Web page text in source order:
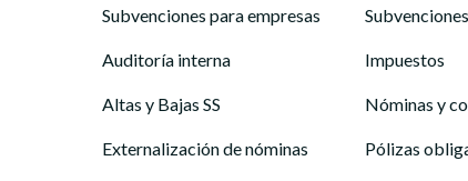
Subvenciones para empresas
Auditoría interna
Altas y Bajas SS
Externalización de nóminas
Impuestos
Nóminas y
Pólizas